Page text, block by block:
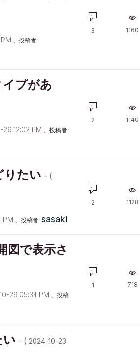
、投稿者:
3 1160
イプがあ
26 12:02 PM 、投稿者:
2 1140
りたい - (
PM 、投稿者: sasaki
2 1128
図で表示さ
29 05:34 PM 、投稿
1 718
い - ( ‎2024-10-23